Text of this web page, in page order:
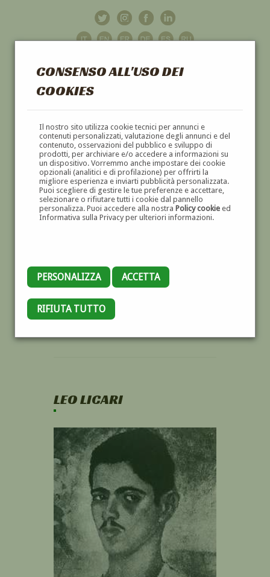
CONSENSO ALL'USO DEI
COOKIES
Il nostro sito utilizza cookie tecnici per annunci e
contenuti personalizzati, valutazione degli annunci e del
contenuto, osservazioni del pubblico e sviluppo di
prodotti, per archiviare e/o accedere a informazioni su
un dispositivo. Vorremmo anche impostare dei cookie
opzionali (analitici e di profilazione) per offrirti la
migliore esperienza e inviarti pubblicità personalizzata.
Puoi scegliere di gestire le tue preferenze e accettare,
selezionare o rifiutare tutti i cookie dal pannello
personalizza. Puoi accedere alla nostra Policy cookieed
Informativa sulla Privacy per ulteriori informazioni.
PERSONALIZZA ACCETTA
RIFIUTA TUTTO
GALLERIAD'ARTE
DIPINTI E SCULTURE '800 E '900
LEO LICARI